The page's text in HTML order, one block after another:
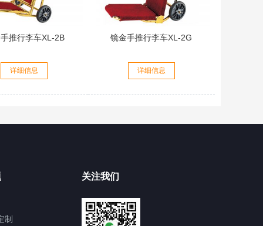
推行李车XL-2B
详细信息
镜金手推行李车XL-2G
详细信息
制
关注我们